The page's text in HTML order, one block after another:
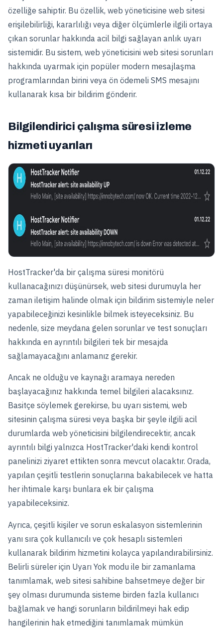
özelliğe sahiptir. Bu özellik, web yöneticisine web sitesi
erişilebilirliği, kararlılığı veya diğer ölçümlerle ilgili ortaya
çıkan sorunlar hakkında acil bilgi sağlayan anlık uyarı
sistemidir. Bu sistem, web yöneticisini web sitesi sorunları
hakkında uyarmak için popüler modern mesajlaşma
programlarından birini veya ön ödemeli SMS mesajını
kullanarak kısa bir bildirim gönderir.
Bilgilendirici çalışma süresi izleme
hizmeti uyarıları
HostTracker'da bir çalışma süresi monitörü
kullanacağınızı düşünürsek, web sitesi durumuyla her
zaman iletişim halinde olmak için bildirim sistemiyle neler
yapabileceğinizi kesinlikle bilmek isteyeceksiniz. Bu
nedenle, size meydana gelen sorunlar ve test sonuçları
hakkında en ayrıntılı bilgileri tek bir mesajda
sağlamayacağını anlamanız gerekir.
Ancak ne olduğu ve kaynağı aramaya nereden
başlayacağınız hakkında temel bilgileri alacaksınız.
Basitçe söylemek gerekirse, bu uyarı sistemi, web
sitesinin çalışma süresi veya başka bir şeyle ilgili acil
durumlarda web yöneticisini bilgilendirecektir, ancak
ayrıntılı bilgi yalnızca HostTracker'daki kendi kontrol
panelinizi ziyaret ettikten sonra mevcut olacaktır. Orada,
yapılan çeşitli testlerin sonuçlarına bakabilecek ve hatta
her ihtimale karşı bunlara ek bir çalışma
yapabileceksiniz.
Ayrıca, çeşitli kişiler ve sorun eskalasyon sistemlerinin
yanı sıra çok kullanıcılı ve çok hesaplı sistemleri
kullanarak bildirim hizmetini kolayca yapılandırabilirsiniz.
Belirli süreler için Uyarı Yok modu ile bir zamanlama
tanımlamak, web sitesi sahibine bahsetmeye değer bir
şey olması durumunda sisteme birden fazla kullanıcı
bağlamak ve hangi sorunların bildirilmeyi hak edip
hangilerinin hak etmediğini tanımlamak mümkün